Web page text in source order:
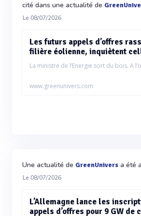
cité dans une actualité de
Le 08/07/2026
Les futurs appels d’offres
filière éolienne, inquiètent
La ministre de l’Energie sort du bois. A
www.greenunivers.com
Une actualité de GreenUnivers a été
Le 08/07/2026
L’Allemagne lance les
appels d’offres pour 9 GW de